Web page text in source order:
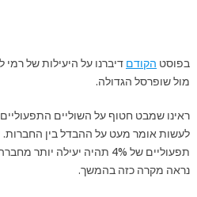
בפוסטהקודםדיברנו על היעילות של רמי
מול שופרסל הגדולה.
ראינו שמבט חטוף על השוליים
לעשות אומר מעט על ההבדל בין החברות.
נראה מקרה כזה בהמשך.